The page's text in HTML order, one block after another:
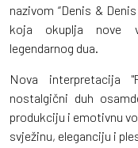
nazivom “Denis &
koja okuplja nove
legendarnog dua.
Nova interpretacija
nostalgični duh
produkciju i emotivnu
svježinu, eleganciju i